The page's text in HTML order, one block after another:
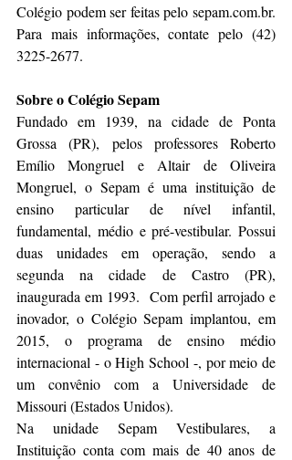
Colégio podem ser feitas pelo sepam.com.br.
Para mais informações, contate pelo (42)
3225-2677.
Sobre o Colégio Sepam
Fundado em 1939, na cidade de Ponta
Grossa (PR), pelos professores Roberto
Emílio Mongruel e Altair de Oliveira
Mongruel, o Sepam é uma instituição de
ensino particular de nível infantil,
fundamental, médio e pré-vestibular. Possui
duas unidades em operação, sendo a
segunda na cidade de Castro (PR),
inaugurada em 1993.  Com perfil arrojado e
inovador, o Colégio Sepam implantou, em
2015, o programa de ensino médio
internacional - o High School -, por meio de
um convênio com a Universidade de
Missouri (Estados Unidos).
Na unidade Sepam Vestibulares, a
Instituição conta com mais de 40 anos de